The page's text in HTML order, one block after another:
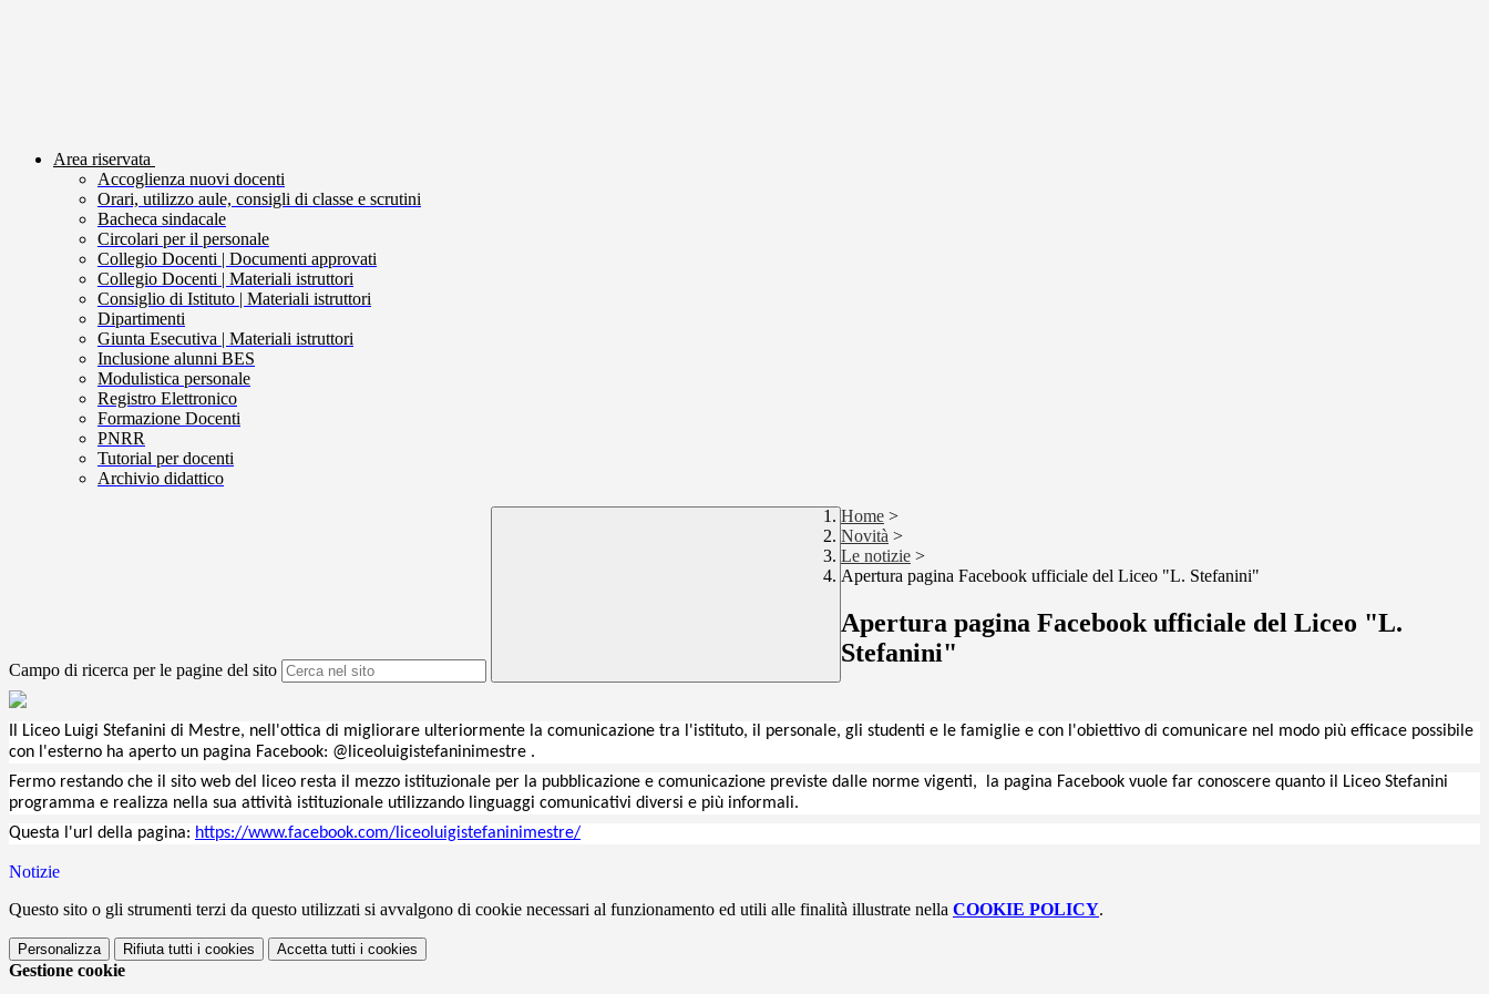
Area riservata
Accoglienza nuovi docenti
Orari, utilizzo aule, consigli di classe e scrutini
Bacheca sindacale
Circolari per il personale
Collegio Docenti | Documenti approvati
Collegio Docenti | Materiali istruttori
Consiglio di Istituto | Materiali istruttori
Dipartimenti
Giunta Esecutiva | Materiali istruttori
Inclusione alunni BES
Modulistica personale
Registro Elettronico
Formazione Docenti
PNRR
Tutorial per docenti
Archivio didattico
Campo di ricerca per le pagine del sito
Home >
Novità >
Le notizie >
Apertura pagina Facebook ufficiale del Liceo "L. Stefanini"
Apertura pagina Facebook ufficiale del Liceo "L.
Stefanini"
Il Liceo Luigi Stefanini di Mestre, nell'ottica di migliorare ulteriormente la comunicazione tra l'istituto, il personale, gli studenti e le famiglie e con l'obiettivo di comunicare nel modo più efficace possibile
con l'esterno ha aperto un pagina Facebook: @ liceoluigistefaninimestre .
Fermo restando che il sito web del liceo resta il mezzo istituzionale per la pubblicazione e comunicazione previste dalle norme vigenti, la pagina Facebook vuole far conoscere quanto il Liceo Stefanini
programma e realizza nella sua attività istituzionale utilizzando linguaggi comunicativi diversi e più informali.
Questa
l'url della pagina: https://www.facebook.com/liceoluigistefaninimestre/
Notizie
Questo sito o gli strumenti terzi da questo utilizzati si avvalgono di cookie necessari al funzionamento ed utili alle finalità illustrate nella COOKIE POLICY.
Personalizza Rifiuta tutti i cookies Accetta tutti i cookies
Gestione cookie